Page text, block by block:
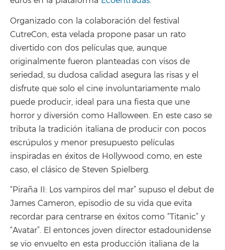
Organizado con la colaboración del festival
CutreCon, esta velada propone pasar un rato
divertido con dos películas que, aunque
originalmente fueron planteadas con visos de
seriedad, su dudosa calidad asegura las risas y el
disfrute que solo el cine involuntariamente malo
puede producir, ideal para una fiesta que une
horror y diversión como Halloween. En este caso se
tributa la tradición italiana de producir con pocos
escrúpulos y menor presupuesto películas
inspiradas en éxitos de Hollywood como, en este
caso, el clásico de Steven Spielberg.
“Piraña II: Los vampiros del mar” supuso el debut de
James Cameron, episodio de su vida que evita
recordar para centrarse en éxitos como “Titanic” y
“Avatar”. El entonces joven director estadounidense
se vio envuelto en esta producción italiana de la